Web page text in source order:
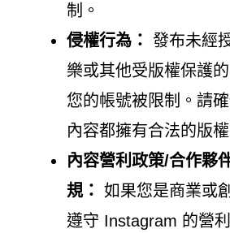
制。
侵權行為： 發布未經
樂或其他受版權保護
您的帳號被限制。請
內容都擁有合法的版
內容營利政策/合作夥
規： 如果您是商業或
遵守 Instagram 的營